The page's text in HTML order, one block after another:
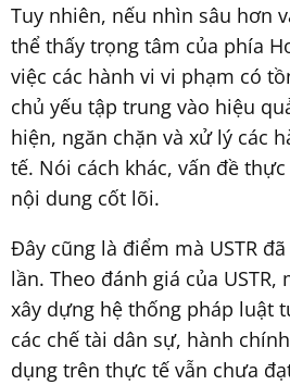
Tuy nhiên, nếu nhìn sâu hơn
thể thấy trọng tâm của phía
việc các hành vi vi phạm có
chủ yếu tập trung vào hiệu
hiện, ngăn chặn và xử lý các
tế. Nói cách khác, vấn đề
nội dung cốt lõi.
Đây cũng là điểm mà USTR
lần. Theo đánh giá của USTR,
xây dựng hệ thống pháp luật
các chế tài dân sự, hành
dụng trên thực tế vẫn chưa